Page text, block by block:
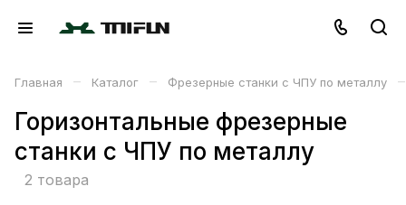
Главная – Каталог – Фрезерные станки с ЧПУ по металлу –
Горизонтальные фрезерные
станки с ЧПУ по металлу
2 товара